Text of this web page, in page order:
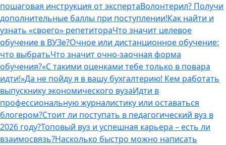
пошаговая инструкция от экспертаВолонтерил? Получи
дополнительные баллы при поступлении!Как найти и
узнать «своего» репетитораЧто значит целевое
обучение в ВУЗе?Очное или дистанционное обучение:
что выбратьЧто значит очно-заочная форма
обучения?«С такими оценками тебе только в повара
идти!»Да не пойду я в вашу бухгалтерию! Кем работать
выпускнику экономического вузаИдти в
профессиональную журналистику или оставаться
блогером?Стоит ли поступать в педагогический вуз в
2026 году?Топовый вуз и успешная карьера – есть ли
взаимосвязь?Насколько быстро можно написать